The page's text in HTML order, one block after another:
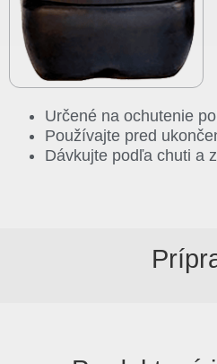
Určené na ochutenie
Používajte pred
Dávkujte podľa chuti a